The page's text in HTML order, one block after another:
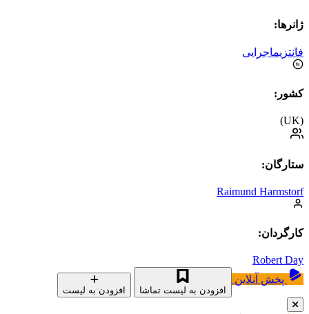
ژانرها:
فانتزیماجرایی
کشور:
(UK)
ستارگان:
Raimund Harmstorf
کارگردان:
Robert Day
پخش آنلاین
افزودن به لیست تماشا افزودن به لیست